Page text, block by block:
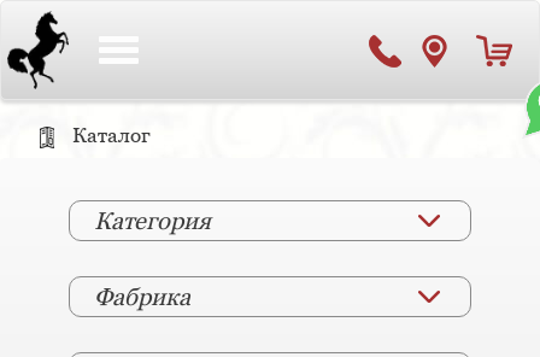
Каталог
Категория
Фабрика